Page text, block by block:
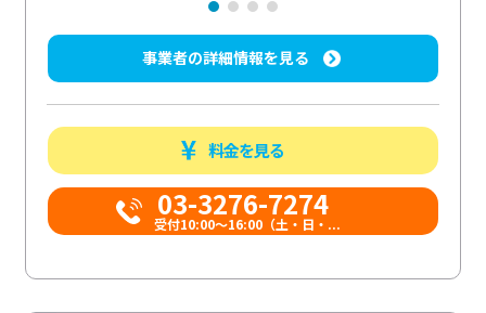
事業者の詳細情報を見る
料金を見る
03-3276-7274
受付10:00〜16:00（土・日・...